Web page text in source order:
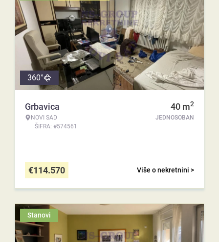
360°
Grbavica
NOVI SAD
ŠIFRA: #574561
40 m2
JEDNOSOBAN
Više o nekretnini >
€114.570
Stanovi